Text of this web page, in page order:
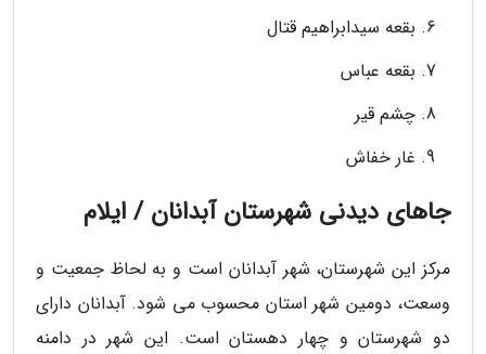
بقعه سیدابراهیم قتال
بقعه عباس
چشم قیر
غار خفاش
جاهای دیدنی شهرستان آبدانان / ایلام
مرکز این شهرستان، شهر آبدانان است و به لحاظ جمعیت و
وسعت، دومین شهر استان محسوب می شود. آبدانان دارای
دو شهرستان و چهار دهستان است. این شهر در دامنه